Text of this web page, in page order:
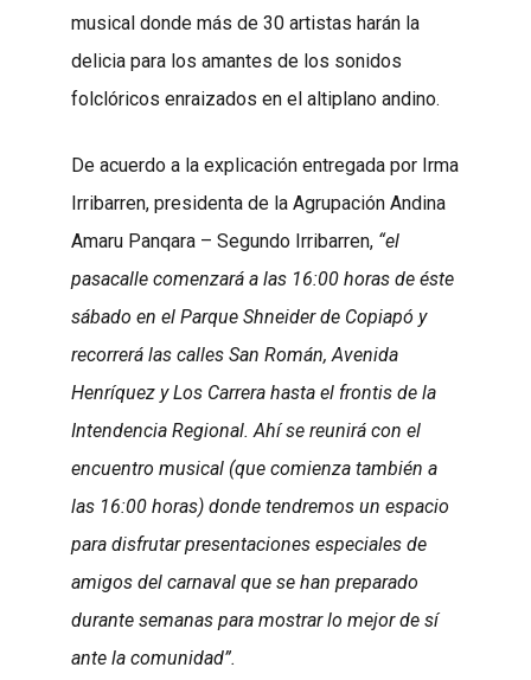
musical donde más de 30 artistas harán la
delicia para los amantes de los sonidos
folclóricos enraizados en el altiplano andino.
De acuerdo a la explicación entregada por Irma
Irribarren, presidenta de la Agrupación Andina
Amaru Panqara – Segundo Irribarren, “el
pasacalle comenzará a las 16:00 horas de éste
sábado en el Parque Shneider de Copiapó y
recorrerá las calles San Román, Avenida
Henríquez y Los Carrera hasta el frontis de la
Intendencia Regional. Ahí se reunirá con el
encuentro musical (que comienza también a
las 16:00 horas) donde tendremos un espacio
para disfrutar presentaciones especiales de
amigos del carnaval que se han preparado
durante semanas para mostrar lo mejor de sí
ante la comunidad”.